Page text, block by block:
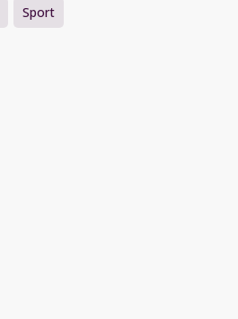
Sport